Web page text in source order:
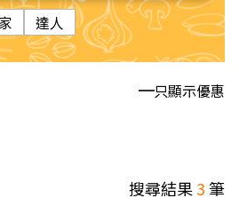
達人
只顯示優惠
搜尋結果3筆